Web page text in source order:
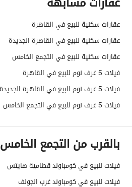
عقارات سكنية للبيع في القاهرة
عقارات سكنية للبيع في القاهرة الجديدة
عقارات سكنية للبيع في التجمع الخامس
فيلات 5 غرف نوم للبيع في القاهرة
فيلات 5 غرف نوم للبيع في القاهرة الجديدة
فيلات 5 غرف نوم للبيع في التجمع الخامس
بالقرب من التجمع الخامس
فيلات للبيع في كومباوند قطامية هايتس
فيلات للبيع في كومباوند غرب الجولف